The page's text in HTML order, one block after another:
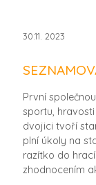
30.11. 2023
První
sportu,
dvojici tvoří
plní úkoly na
razítko do
zhodnocením